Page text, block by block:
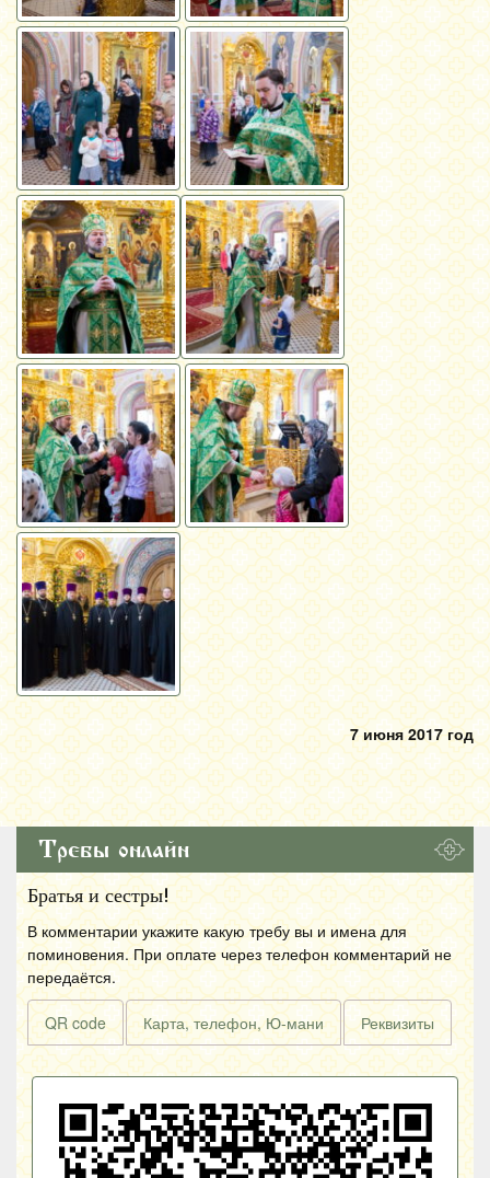
7 июня 2017 год
Требы онлайн
Братья и сестры!
В комментарии укажите какую требу вы и имена для
поминовения. При оплате через телефон комментарий не
передаётся.
QR code Карта, телефон, Ю-мани Реквизиты